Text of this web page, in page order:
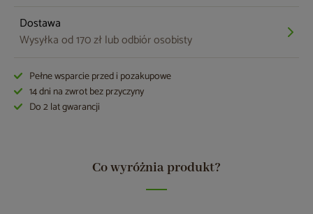
Dostawa
Wysyłka od 170 zł lub odbiór osobisty
Pełne wsparcie przed i pozakupowe
14 dni na zwrot bez przyczyny
Do 2 lat gwarancji
Co wyróżnia produkt?